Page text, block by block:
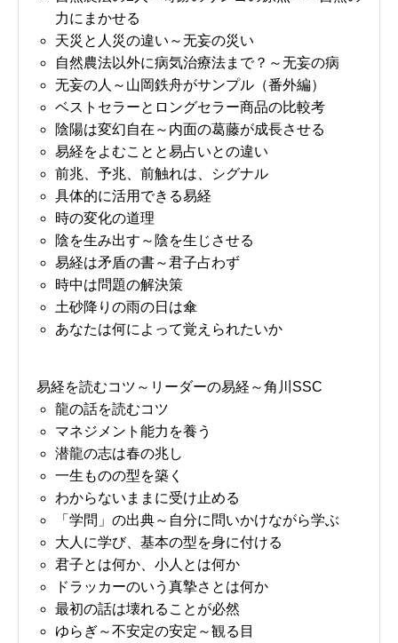
力にまかせる
天災と人災の違い～无妄の災い
自然農法以外に病気治療法まで？～无妄の病
无妄の人～山岡鉄舟がサンプル（番外編）
ベストセラーとロングセラー商品の比較考
陰陽は変幻自在～内面の葛藤が成長させる
易経をよむことと易占いとの違い
前兆、予兆、前触れは、シグナル
具体的に活用できる易経
時の変化の道理
陰を生み出す～陰を生じさせる
易経は矛盾の書～君子占わず
時中は問題の解決策
土砂降りの雨の日は傘
あなたは何によって覚えられたいか
易経を読むコツ～リーダーの易経～角川SSC
龍の話を読むコツ
マネジメント能力を養う
潜龍の志は春の兆し
一生ものの型を築く
わからないままに受け止める
「学問」の出典～自分に問いかけながら学ぶ
大人に学び、基本の型を身に付ける
君子とは何か、小人とは何か
ドラッカーのいう真摯さとは何か
最初の話は壊れることが必然
ゆらぎ～不安定の安定～観る目